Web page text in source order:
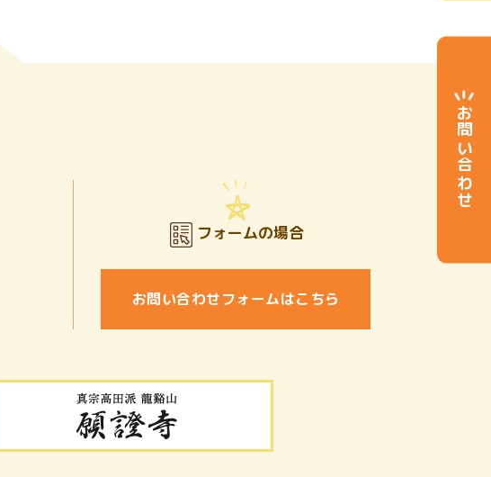
お問い合わせ
フォームの場合
お問い合わせフォームはこちら